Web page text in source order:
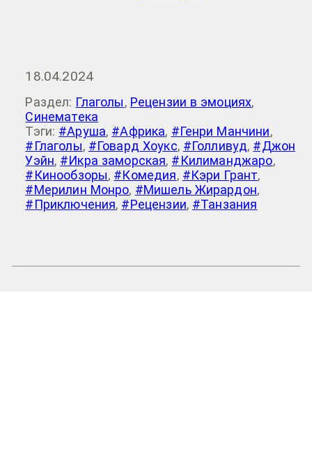
18.04.2024
Раздел: Глаголы, Рецензии в эмоциях,
Синематека
Тэги: #Аруша, #Африка, #Генри Манчини,
#Глаголы, #Говард Хоукс, #Голливуд, #Джон
Уэйн, #Икра заморская, #Килиманджаро,
#Кинообзоры, #Комедия, #Кэри Грант,
#Мерилин Монро, #Мишель Жирардон,
#Приключения, #Рецензии, #Танзания